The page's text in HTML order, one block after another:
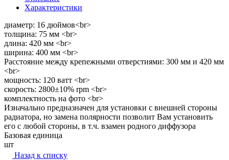
Характеристики
диаметр: 16 дюймов<br>
толщина: 75 мм <br>
длина: 420 мм <br>
ширина: 400 мм <br>
Расстояние между крепежными отверстиями: 300 мм и 420 мм
<br>
мощность: 120 ватт <br>
скорость: 2800±10% rpm <br>
комплектность на фото <br>
Изначально предназначен для установки с внешней стороны
радиатора, но замена полярности позволит Вам установить
его с любой стороны, в т.ч. взамен родного диффузора
Базовая единица
шт
Назад к списку